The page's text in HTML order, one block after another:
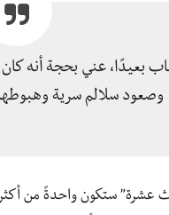
بعيدًا، عني بحجة أنه
وصعود سلالم سرية
عشرة” ستكون واحدةً من أكثر